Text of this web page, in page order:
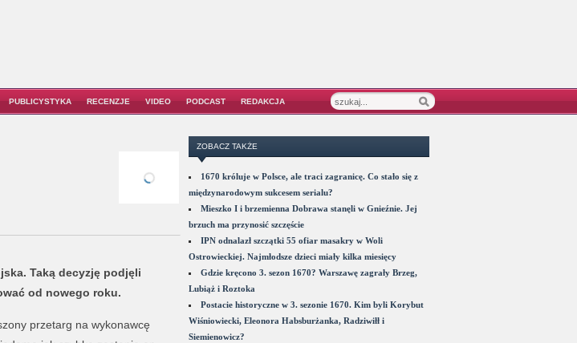
PUBLICYSTYKA RECENZJE VIDEO PODCAST REDAKCJA
Taką decyzję podjęli
od nowego roku.
przetarg na wykonawcę
ZOBACZ TAKŻE
1670 króluje w Polsce, ale traci zagranicę. Co stało się z
międzynarodowym sukcesem serialu?
Mieszko I i brzemienna Dobrawa stanęli w Gnieźnie. Jej
brzuch ma przynosić szczęście
IPN odnalazł szczątki 55 ofiar masakry w Woli
Ostrowieckiej. Najmłodsze dzieci miały kilka miesięcy
Gdzie kręcono 3. sezon 1670? Warszawę zagrały Brzeg,
Lubiąż i Roztoka
Postacie historyczne w 3. sezonie 1670. Kim byli Korybut
Wiśniowiecki, Eleonora Habsburżanka, Radziwiłł i
Siemienowicz?